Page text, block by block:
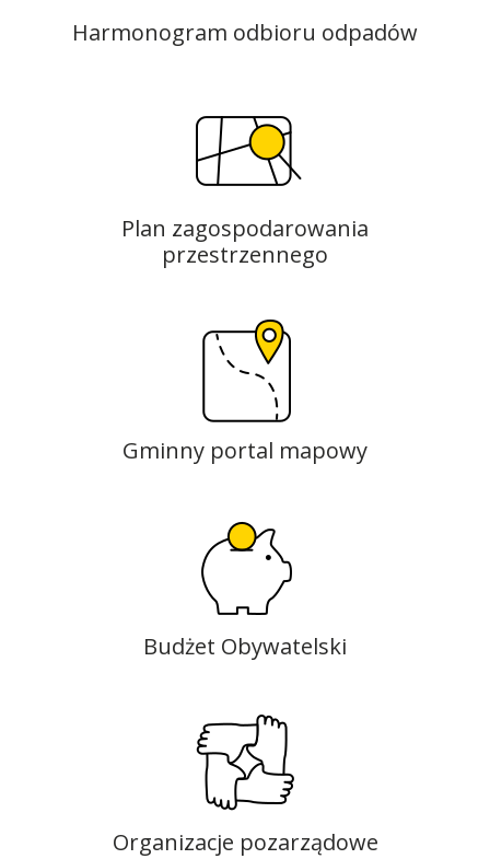
Harmonogram odbioru odpadów
Plan zagospodarowania
przestrzennego
Gminny portal mapowy
Budżet Obywatelski
Organizacje pozarządowe